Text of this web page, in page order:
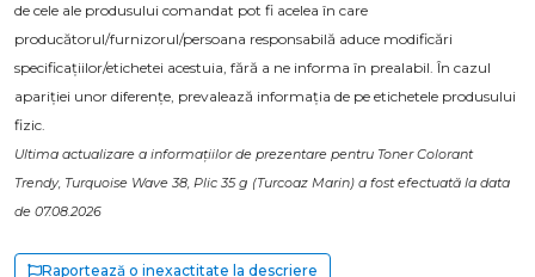
de cele ale produsului comandat pot fi acelea în care
producătorul/furnizorul/persoana responsabilă aduce modificări
specificațiilor/etichetei acestuia, fără a ne informa în prealabil. În cazul
apariției unor diferențe, prevalează informația de pe etichetele produsului
fizic.
Ultima actualizare a informațiilor de prezentare pentru Toner Colorant
Trendy, Turquoise Wave 38, Plic 35 g (Turcoaz Marin) a fost efectuată la data
de 07.08.2026
Raportează o inexactitate la descriere